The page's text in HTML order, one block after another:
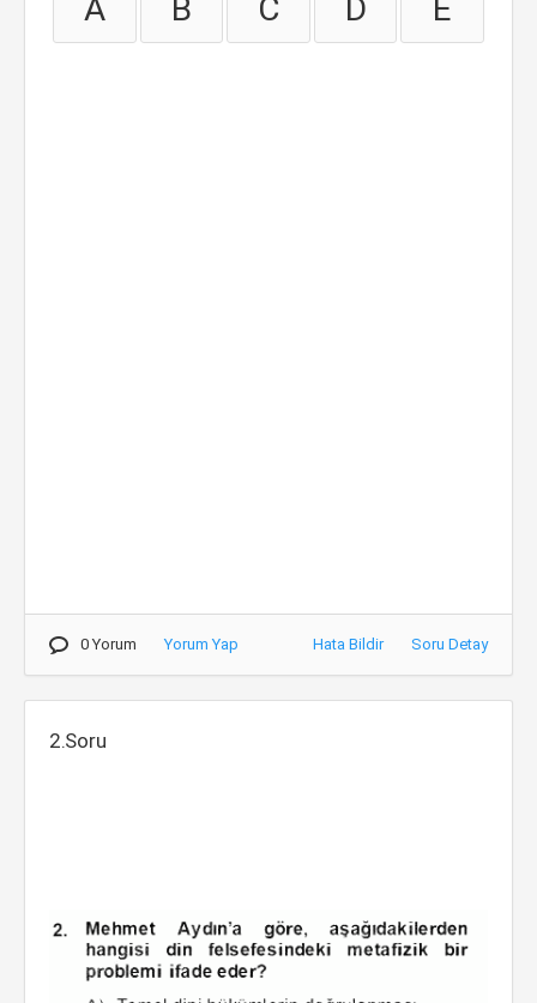
A B C D E
0 Yorum Yorum Yap Hata Bildir Soru Detay
2.Soru